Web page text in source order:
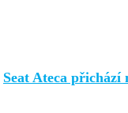
Seat Ateca přichází